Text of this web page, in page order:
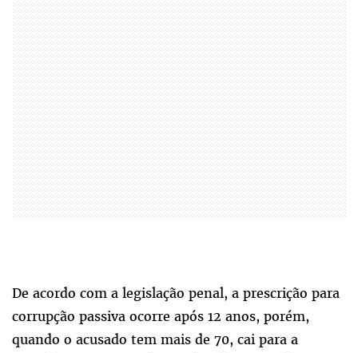
De acordo com a legislação penal, a prescrição para
corrupção passiva ocorre após 12 anos, porém,
quando o acusado tem mais de 70, cai para a